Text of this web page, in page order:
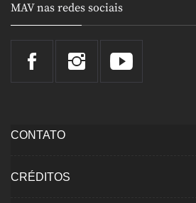
MAV nas redes sociais
CONTATO
CRÉDITOS